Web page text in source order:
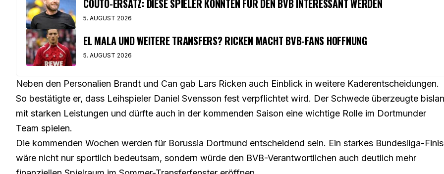
COUTO-ERSATZ: DIESE SPIELER KÖNNTEN FÜR DEN BVB INTERESSANT WERDEN
5. AUGUST 2026
EL MALA UND WEITERE TRANSFERS? RICKEN MACHT BVB-FANS HOFFNUNG
5. AUGUST 2026
Neben den Personalien Brandt und Can gab Lars Ricken auch Einblick in weitere Kaderentscheidungen.
So bestätigte er, dass Leihspieler Daniel Svensson fest verpflichtet wird. Der Schwede überzeugte
mit starken Leistungen und dürfte auch in der kommenden Saison eine wichtige Rolle im Dortmunder
Team spielen.
Die kommenden Wochen werden für Borussia Dortmund entscheidend sein. Ein starkes Bundesliga-
wäre nicht nur sportlich bedeutsam, sondern würde den BVB-Verantwortlichen auch deutlich mehr